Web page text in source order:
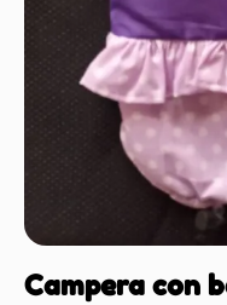
Campera con